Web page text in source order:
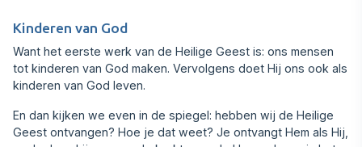
Kinderen van God
Want het eerste werk van de Heilige Geest is: ons mensen
tot kinderen van God maken. Vervolgens doet Hij ons ook als
kinderen van God leven.
En dan kijken we even in de spiegel: hebben wij de Heilige
Geest ontvangen? Hoe je dat weet? Je ontvangt Hem als Hij,